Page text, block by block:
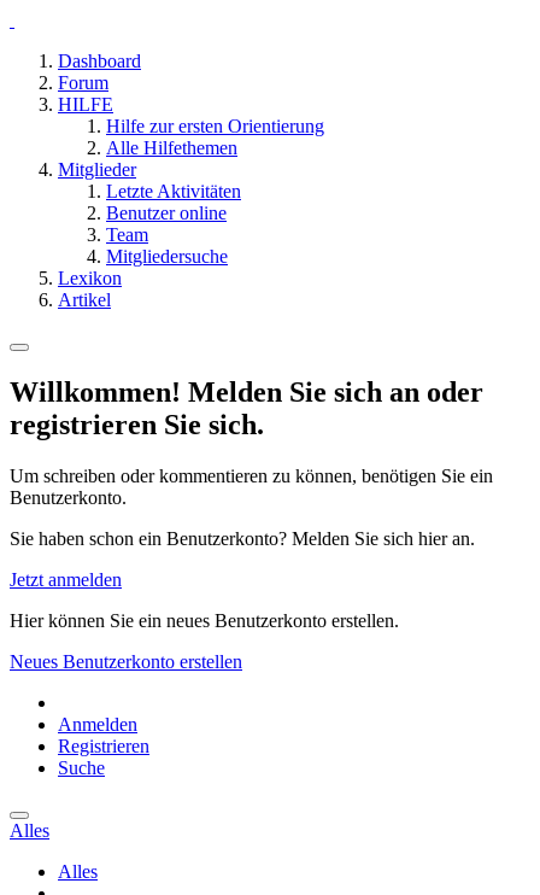
Dashboard
Forum
HILFE
Hilfe zur ersten Orientierung
Alle Hilfethemen
Mitglieder
Letzte Aktivitäten
Benutzer online
Team
Mitgliedersuche
Lexikon
Artikel
Willkommen! Melden Sie sich an oder
registrieren Sie sich.
Um schreiben oder kommentieren zu können, benötigen Sie ein
Benutzerkonto.
Sie haben schon ein Benutzerkonto? Melden Sie sich hier an.
Jetzt anmelden
Hier können Sie ein neues Benutzerkonto erstellen.
Neues Benutzerkonto erstellen
Anmelden
Registrieren
Suche
Alles
Alles